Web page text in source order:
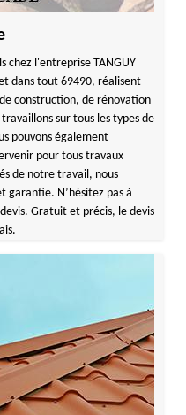
chez l'entreprise TANGUY
dans tout 69490, réalisent
construction, de rénovation
sur tous les types de
pouvons également
pour tous travaux
de notre travail, nous
garantie. N’hésitez pas à
Gratuit et précis, le devis